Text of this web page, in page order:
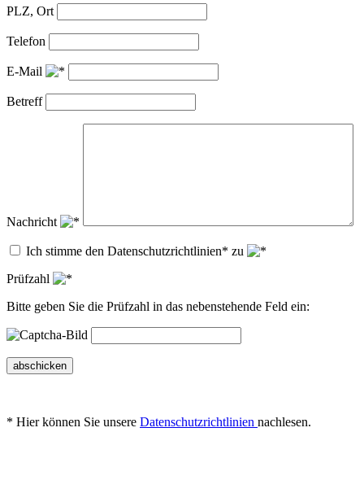
PLZ, Ort
Telefon
E-Mail
Betreff
Nachricht
Ich stimme den Datenschutzrichtlinien* zu
Prüfzahl
Bitte geben Sie die Prüfzahl in das nebenstehende Feld ein:
abschicken
* Hier können Sie unsere Datenschutzrichtlinien nachlesen.